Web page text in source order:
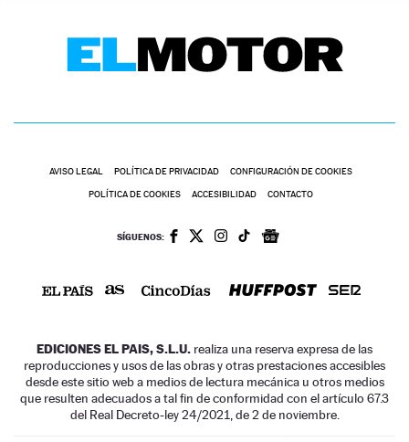
AVISO LEGAL POLÍTICA DE PRIVACIDAD CONFIGURACIÓN DE COOKIES
POLÍTICA DE COOKIES ACCESIBILIDAD CONTACTO
SÍGUENOS:
EDICIONES EL PAIS, S.L.U. realiza una reserva expresa de las
reproducciones y usos de las obras y otras prestaciones accesibles
desde este sitio web a medios de lectura mecánica u otros medios
que resulten adecuados a tal fin de conformidad con el artículo 67.3
del Real Decreto-ley 24/2021, de 2 de noviembre.